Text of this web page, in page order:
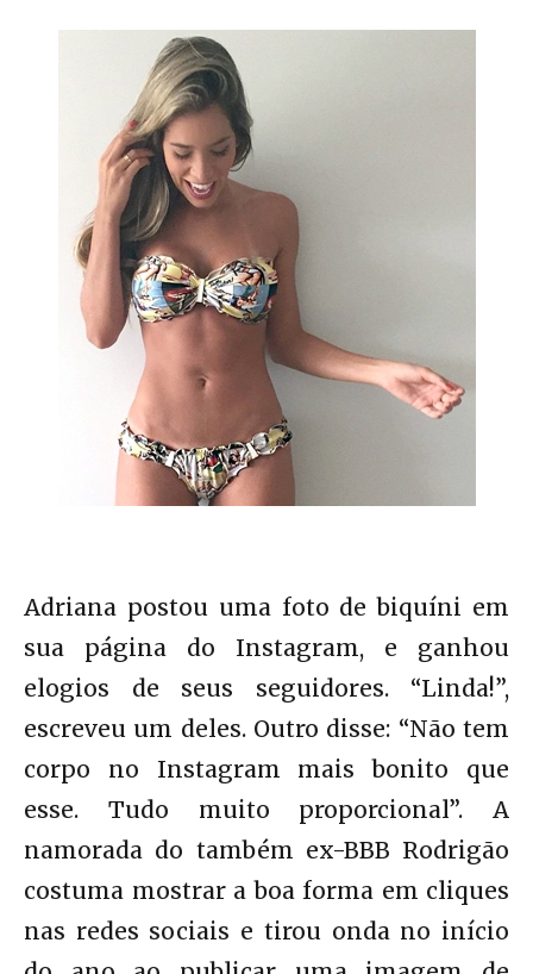
Adriana postou uma foto de biquíni em
sua página do Instagram, e ganhou
elogios de seus seguidores. “Linda!”,
escreveu um deles. Outro disse: “Não tem
corpo no Instagram mais bonito que
esse. Tudo muito proporcional”. A
namorada do também ex-BBB Rodrigão
costuma mostrar a boa forma em cliques
nas redes sociais e tirou onda no início